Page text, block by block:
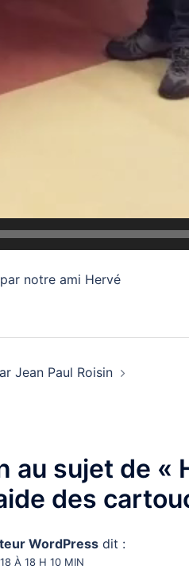
notre ami Hervé
Jean Paul Roisin
au sujet de «
des
WordPress dit :
À 18 H 10 MIN